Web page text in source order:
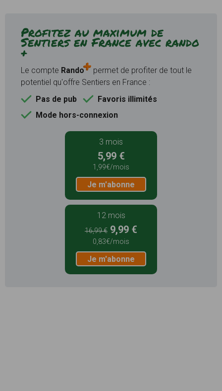
Profitez au maximum de
Sentiers en France avec rando
+
Le compte Rando
permet de profiter de tout le
potentiel qu'offre Sentiers en France :
Pas de pub
Favoris illimités
Mode hors-connexion
3 mois
5,99 €
1,99€/mois
Je m'abonne
12 mois
16,99 € 9,99 €
0,83€/mois
Je m'abonne